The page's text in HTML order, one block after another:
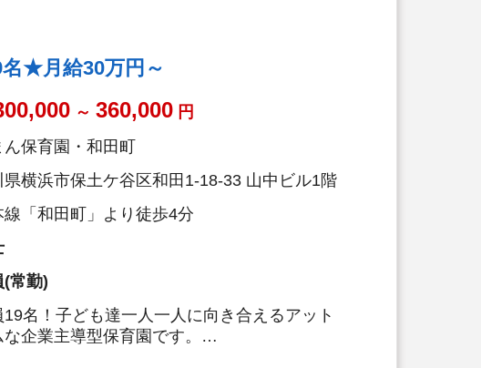
★月給30万円～
～ 360,000 円
ん保育園・和田町
県横浜市保土ケ谷区和田1-18-33 山中ビル1階
線「和田町」より徒歩4分
(常勤)
名！子ども達一人一人に向き合えるアット
企業主導型保育園です。